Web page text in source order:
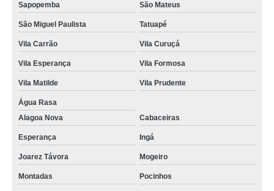
Sapopemba São Mateus
São Miguel Paulista Tatuapé
Vila Carrão Vila Curuçá
Vila Esperança Vila Formosa
Vila Matilde Vila Prudente
Água Rasa
Alagoa Nova
Cabaceiras
Esperança Ingá
Joarez Távora Mogeiro
Montadas Pocinhos